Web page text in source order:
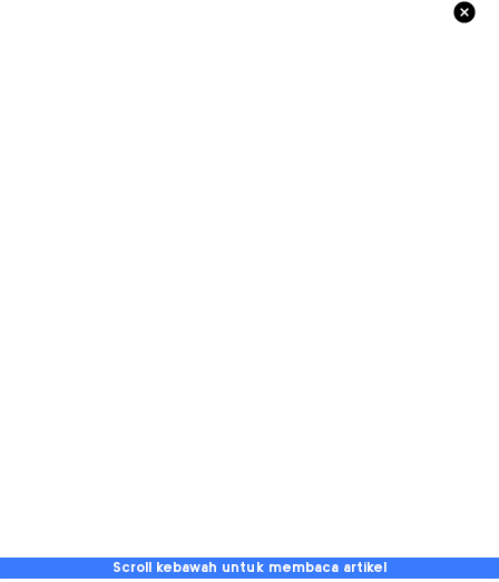
Scroll kebawah untuk membaca artikel